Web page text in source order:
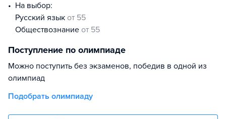
На выбор:
русский язык от 55
обществознание от 55
Поступление по олимпиаде
Можно поступить без экзаменов, победив в одной из
олимпиад
Подобрать олимпиаду